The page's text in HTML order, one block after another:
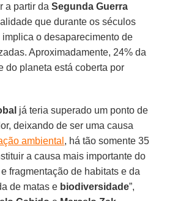
a partir daSegunda Guerra
que durante os séculos
implica o desaparecimento de
Aproximadamente, 24% da
do planeta está coberta por
já teria superado um ponto de
deixando de ser uma causa
ambiental , há tão somente 35
a causa mais importante do
fragmentação de habitats e da
de matas e biodiversidade”,